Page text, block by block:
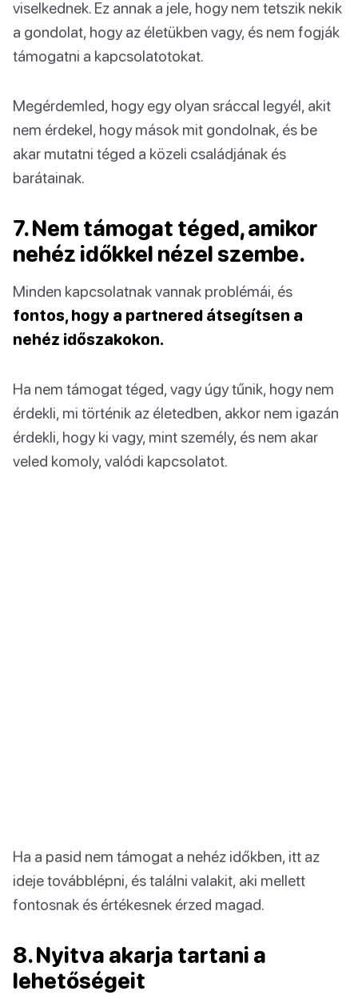
viselkednek. Ez annak a jele, hogy nem tetszik nekik
a gondolat, hogy az életükben vagy, és nem fogják
támogatni a kapcsolatotokat.
Megérdemled, hogy egy olyan sráccal legyél, akit
nem érdekel, hogy mások mit gondolnak, és be
akar mutatni téged a közeli családjának és
barátainak.
7. Nem támogat téged, amikor
nehéz időkkel nézel szembe.
Minden kapcsolatnak vannak problémái, és
fontos, hogy a partnered átsegítsen a
nehéz időszakokon.
Ha nem támogat téged, vagy úgy tűnik, hogy nem
érdekli, mi történik az életedben, akkor nem igazán
érdekli, hogy ki vagy, mint személy, és nem akar
veled komoly, valódi kapcsolatot.
Ha a pasid nem támogat a nehéz időkben, itt az
ideje továbblépni, és találni valakit, aki mellett
fontosnak és értékesnek érzed magad.
8. Nyitva akarja tartani a
lehetőségeit